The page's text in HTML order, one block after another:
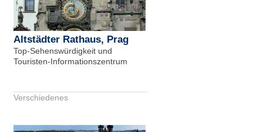
Altstädter Rathaus, Prag
Top-Sehenswürdigkeit und
Touristen-Informationszentrum
Verschiedenes